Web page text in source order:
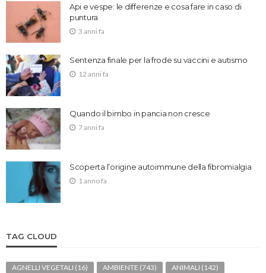
Api e vespe: le differenze e cosa fare in caso di
puntura
3 anni fa
Sentenza finale per la frode su vaccini e autismo
12 anni fa
Quando il bimbo in pancia non cresce
7 anni fa
Scoperta l’origine autoimmune della fibromialgia
1 anno fa
TAG CLOUD
AGNELLI VEGETALI (16) AMBIENTE (743) ANIMALI (142)